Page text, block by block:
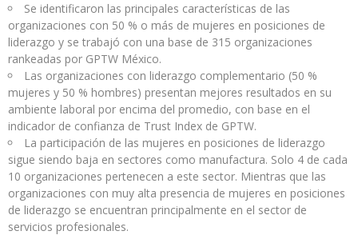
Se identificaron las principales características de las
organizaciones con 50 % o más de mujeres en posiciones de
liderazgo y se trabajó con una base de 315 organizaciones
rankeadas por GPTW México.
Las organizaciones con liderazgo complementario (50 %
mujeres y 50 % hombres) presentan mejores resultados en su
ambiente laboral por encima del promedio, con base en el
indicador de confianza de Trust Index de GPTW.
La participación de las mujeres en posiciones de liderazgo
sigue siendo baja en sectores como manufactura. Solo 4 de cada
10 organizaciones pertenecen a este sector. Mientras que las
organizaciones con muy alta presencia de mujeres en posiciones
de liderazgo se encuentran principalmente en el sector de
servicios profesionales.